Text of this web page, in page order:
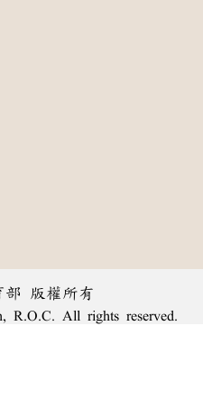
部 版權所有
R.O.C. All rights reserved.